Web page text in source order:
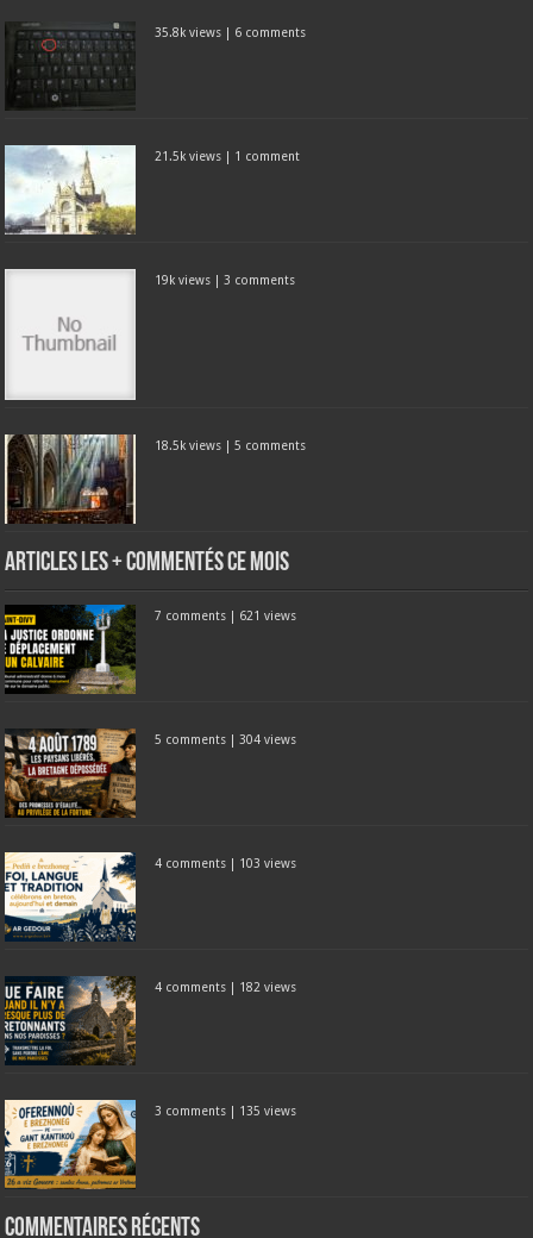
35.8k views | 6 comments
21.5k views | 1 comment
19k views | 3 comments
18.5k views |5 comments
Articles les + commentés ce mois
7 comments | 621 views
5 comments | 304 views
4 comments | 103 views
4 comments | 182 views
3 comments | 135 views
Commentaires récents